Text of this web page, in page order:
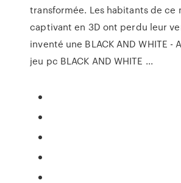
transformée. Les habitants de ce
captivant en 3D ont perdu leur
inventé une BLACK AND WHITE -
jeu pc BLACK AND WHITE ...